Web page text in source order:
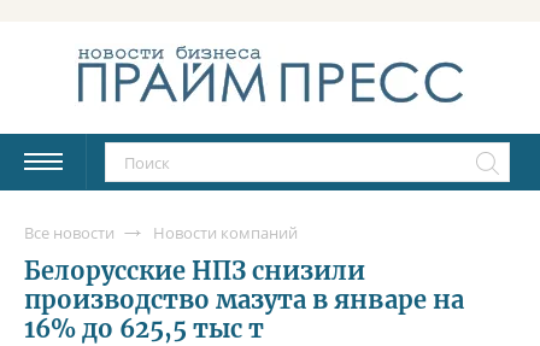
Все новости Новости компаний
Белорусские НПЗ снизили
производство мазута в январе на
16% до 625,5 тыс т